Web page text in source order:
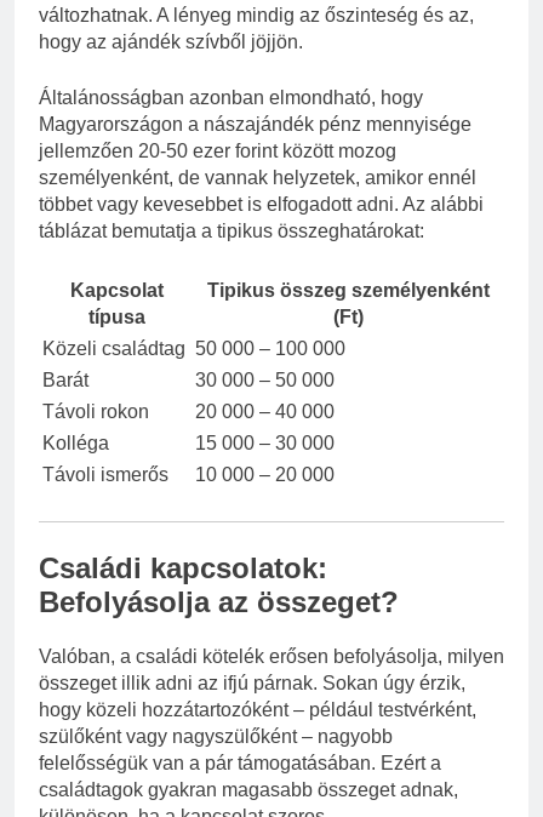
változhatnak. A lényeg mindig az őszinteség és az,
hogy az ajándék szívből jöjjön.
Általánosságban azonban elmondható, hogy
Magyarországon a nászajándék pénz mennyisége
jellemzően 20-50 ezer forint között mozog
személyenként, de vannak helyzetek, amikor ennél
többet vagy kevesebbet is elfogadott adni. Az alábbi
táblázat bemutatja a tipikus összeghatárokat:
Kapcsolat
típusa
Tipikus összeg személyenként
(Ft)
Közeli családtag 50 000 – 100 000
Barát
30 000 – 50 000
Távoli rokon
20 000 – 40 000
Kolléga
15 000 – 30 000
Távoli ismerős
10 000 – 20 000
Családi kapcsolatok:
Befolyásolja az összeget?
Valóban, a családi kötelék erősen befolyásolja, milyen
összeget illik adni az ifjú párnak. Sokan úgy érzik,
hogy közeli hozzátartozóként – például testvérként,
szülőként vagy nagyszülőként – nagyobb
felelősségük van a pár támogatásában. Ezért a
családtagok gyakran magasabb összeget adnak,